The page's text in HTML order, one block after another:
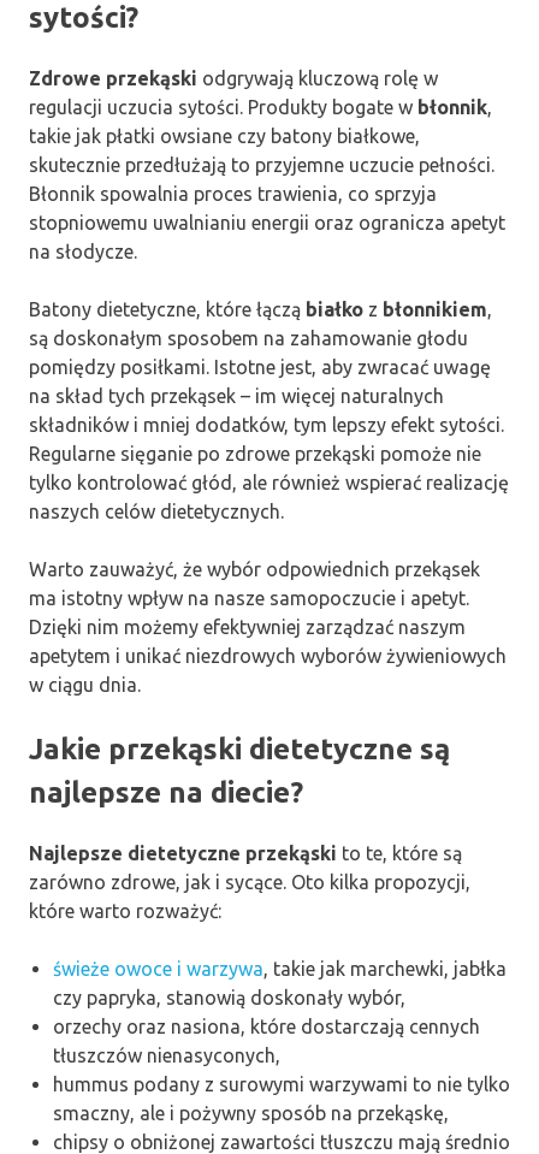
sytości?
Zdrowe przekąski odgrywają kluczową rolę w
regulacji uczucia sytości. Produkty bogate w błonnik,
takie jak płatki owsiane czy batony białkowe,
skutecznie przedłużają to przyjemne uczucie pełności.
Błonnik spowalnia proces trawienia, co sprzyja
stopniowemu uwalnianiu energii oraz ogranicza apetyt
na słodycze.
Batony dietetyczne, które łączą białko z błonnikiem,
są doskonałym sposobem na zahamowanie głodu
pomiędzy posiłkami. Istotne jest, aby zwracać uwagę
na skład tych przekąsek – im więcej naturalnych
składników i mniej dodatków, tym lepszy efekt sytości.
Regularne sięganie po zdrowe przekąski pomoże nie
tylko kontrolować głód, ale również wspierać realizację
naszych celów dietetycznych.
Warto zauważyć, że wybór odpowiednich przekąsek
ma istotny wpływ na nasze samopoczucie i apetyt.
Dzięki nim możemy efektywniej zarządzać naszym
apetytem i unikać niezdrowych wyborów żywieniowych
w ciągu dnia.
Jakie przekąski dietetyczne są
najlepsze na diecie?
Najlepsze dietetyczne przekąski to te, które są
zarówno zdrowe, jak i sycące. Oto kilka propozycji,
które warto rozważyć:
świeże owoce i warzywa, takie jak marchewki, jabłka
czy papryka, stanowią doskonały wybór,
orzechy oraz nasiona, które dostarczają cennych
tłuszczów nienasyconych,
hummus podany z surowymi warzywami to nie tylko
smaczny, ale i pożywny sposób na przekąskę,
chipsy o obniżonej zawartości tłuszczu mają średnio